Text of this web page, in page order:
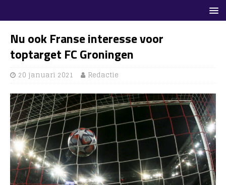
Nu ook Franse interesse voor
toptarget FC Groningen
20 januari 2021 Redactie